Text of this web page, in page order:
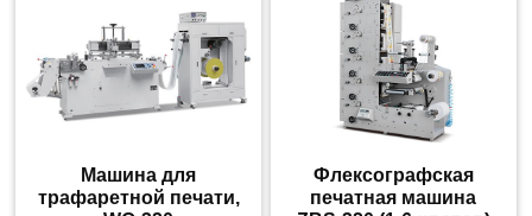
Машина для
трафаретной печати,
Флексографская
печатная машина